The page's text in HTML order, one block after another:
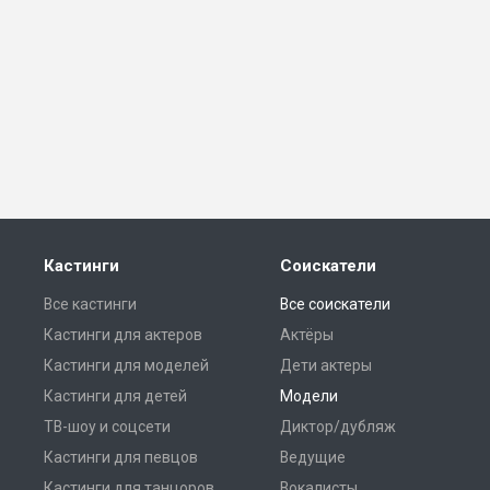
Кастинги
Все кастинги
Кастинги для актеров
Кастинги для моделей
Кастинги для детей
ТВ-шоу и соцсети
Кастинги для певцов
Соискатели
Все соискатели
Актёры
Дети актеры
Модели
Диктор/дубляж
Ведущие